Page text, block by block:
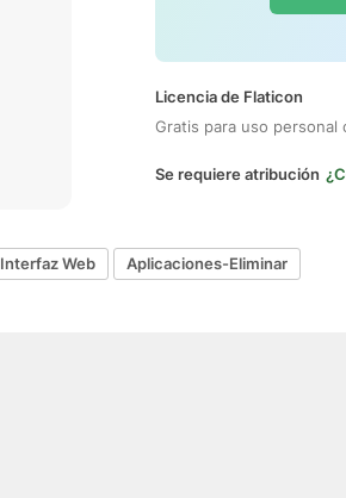
Licencia de Flaticon
Gratis para uso personal
Se requiere atribución
Interfaz Web Aplicaciones-Eliminar